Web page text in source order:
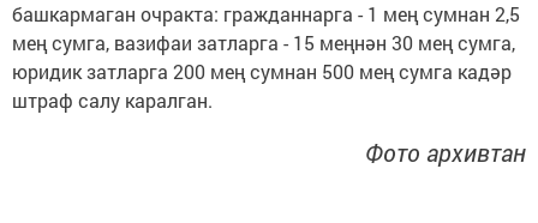
башкармаган очракта: гражданнарга - 1 мең сумнан 2,5
мең сумга, вазифаи затларга - 15 меңнән 30 мең сумга,
юридик затларга 200 мең сумнан 500 мең сумга кадәр
штраф салу каралган.
Фото архивтан